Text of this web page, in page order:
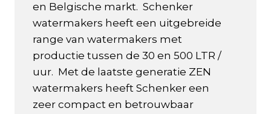
en Belgische markt. Schenker
watermakers heeft een uitgebreide
range van watermakers met
productie tussen de 30 en 500 LTR /
uur. Met de laatste generatie ZEN
watermakers heeft Schenker een
zeer compact en betrouwbaar